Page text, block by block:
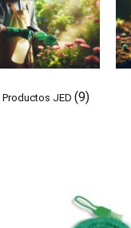
Productos JED (9)